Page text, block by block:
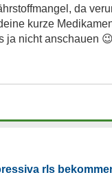
da
kurze
ja nicht anschauen 😉
rls